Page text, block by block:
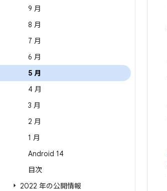
9 月
8 月
7 月
6 月
5 月
4 月
3 月
2 月
1 月
Android 14
目次
2022 年の公開情報